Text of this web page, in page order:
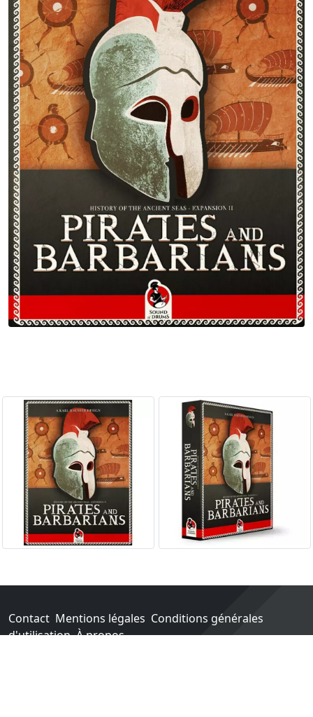
Contact Mentions légales Conditions générales
d'utilisation À propos